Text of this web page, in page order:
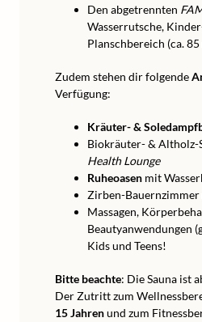
Den abgetrennten
Wasserrutsche,
Planschbereich (ca. 85
Zudem stehen dir folgende
Verfügung:
Kräuter- &
Biokräuter- & Altholz-
Health Lounge
Ruheoasen mit
Zirben-
Massagen,
Beautyanwendungen
Kids und Teens!
Bitte beachte: Die Sauna ist
Der Zutritt zum
15 Jahrenund zum